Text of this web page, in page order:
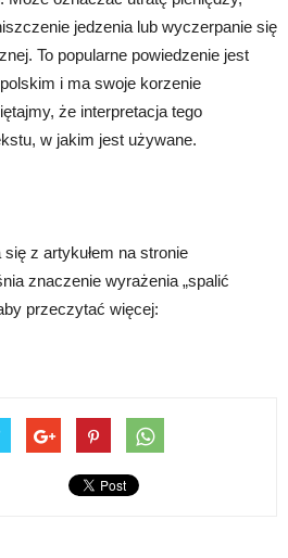
jedzenia lub wyczerpanie się
To popularne powiedzenie jest
i ma swoje korzenie
że interpretacja tego
w jakim jest używane.
z artykułem na stronie
znaczenie wyrażenia „spalić
przeczytać więcej: